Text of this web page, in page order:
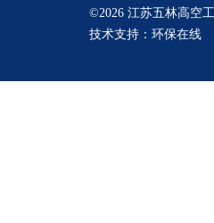
©2026 江苏五林高空
技术支持： 环保在线